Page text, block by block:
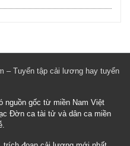
– Tuyển tập cải lương hay tuyển
nguồn gốc từ miền Nam Việt
Đờn ca tài tử và dân ca miền